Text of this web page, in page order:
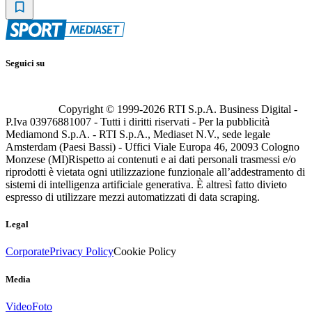
Seguici su
Copyright © 1999-2026 RTI S.p.A. Business Digital -
P.Iva 03976881007 - Tutti i diritti riservati - Per la pubblicità
Mediamond S.p.A. - RTI S.p.A., Mediaset N.V., sede legale
Amsterdam (Paesi Bassi) - Uffici Viale Europa 46, 20093 Cologno
Monzese (MI)Rispetto ai contenuti e ai dati personali trasmessi e/o
riprodotti è vietata ogni utilizzazione funzionale all’addestramento di
sistemi di intelligenza artificiale generativa. È altresì fatto divieto
espresso di utilizzare mezzi automatizzati di data scraping.
Legal
CorporatePrivacy PolicyCookie Policy
Media
VideoFoto